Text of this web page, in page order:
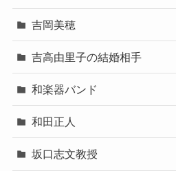
吉岡美穂
吉高由里子の結婚相手
和楽器バンド
和田正人
坂口志文教授